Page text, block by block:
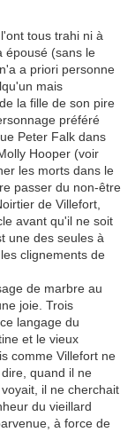
tous trahi ni à
épousé (sans le
a priori personne
mais
la fille de son pire
préféré
Peter Falk dans
Hooper (voir
les morts dans le
passer du non-être
de Villefort,
avant qu'il ne soit
une des seules à
clignements de
de marbre au
joie. Trois
langage du
et le vieux
comme Villefort ne
quand il ne
il ne cherchait
du vieillard
à force de